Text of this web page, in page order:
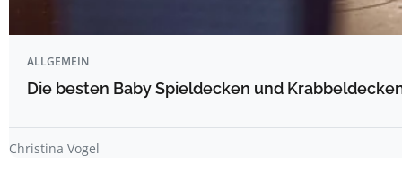
ALLGEMEIN
Die besten Baby Spieldecken und
Christina Vogel